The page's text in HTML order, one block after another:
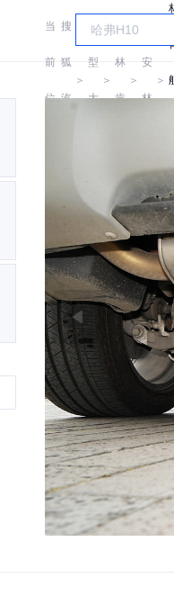
当
前
位
搜
狐
汽
＞
车
型
大
＞
林
肯
＞
安
林
＞